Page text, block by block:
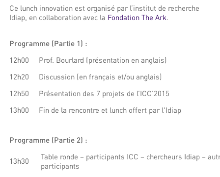
Ce lunch innovation est organisé par l’institut de recherche
Idiap, en collaboration avec la Fondation The Ark.
Programme (Partie 1) :
12h00
Prof. Bourlard (présentation en anglais)
12h20
Discussion (en français et/ou anglais)
12h50
Présentation des 7 projets de l’ICC’2015
13h00
Fin de la rencontre et lunch offert par l'Idiap
Programme (Partie 2) :
13h30 Table ronde – participants ICC – chercheurs Idiap –
participants